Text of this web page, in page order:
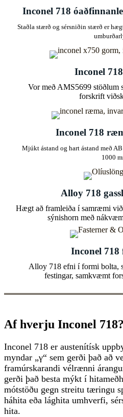
Inconel 718
Staðla stærð og sérsniðin stærð er
Inconel
Vor með AMS5699 stöðlum
forskrift
Inconel 718
Mjúkt ástand og hart ástand með
1000
Alloy 718
Hægt að framleiða í samræmi
sýnishorn með
Inconel 718
Alloy 718 efni í formi bolta,
festingar, samkvæmt
Af hverju Inconel 718?
Inconel 718 er austenítísk
myndar „γ“ sem gerði það að
framúrskarandi vélrænni
gerði það besta mýkt í
mótstöðu gegn streitu tæringu
háhita eða lághita umhverfi,
hita.